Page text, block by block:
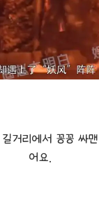
거리에서 꽁꽁 싸
어요.